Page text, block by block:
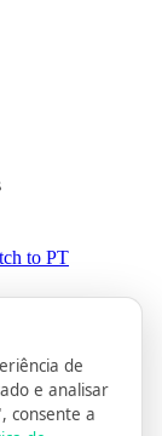
to PT
de
e analisar
consente a